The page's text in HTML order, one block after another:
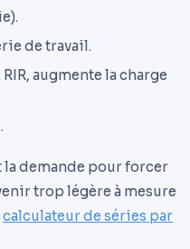
de travail.
augmente la charge
la demande pour forcer
trop légère à mesure
calculateur de séries par